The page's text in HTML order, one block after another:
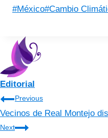
Post
#México#Cambio
Editorial
Navegación
de
Previous
Vecinos de Real Montejo
Next